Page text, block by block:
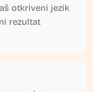
otkriveni jezik
rezultat